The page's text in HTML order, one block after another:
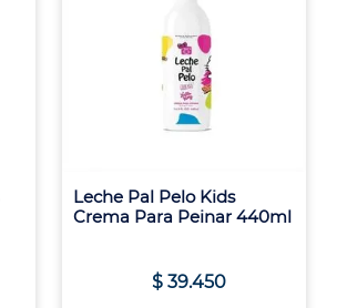
Leche Pal Pelo Kids
Crema Para Peinar 440ml
$ 39.450